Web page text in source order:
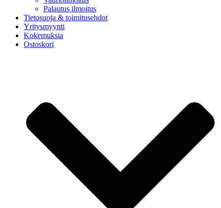
Palautus ilmoitus
Tietosuoja & toimitusehdot
Yritysmyynti
Kokemuksia
Ostoskori